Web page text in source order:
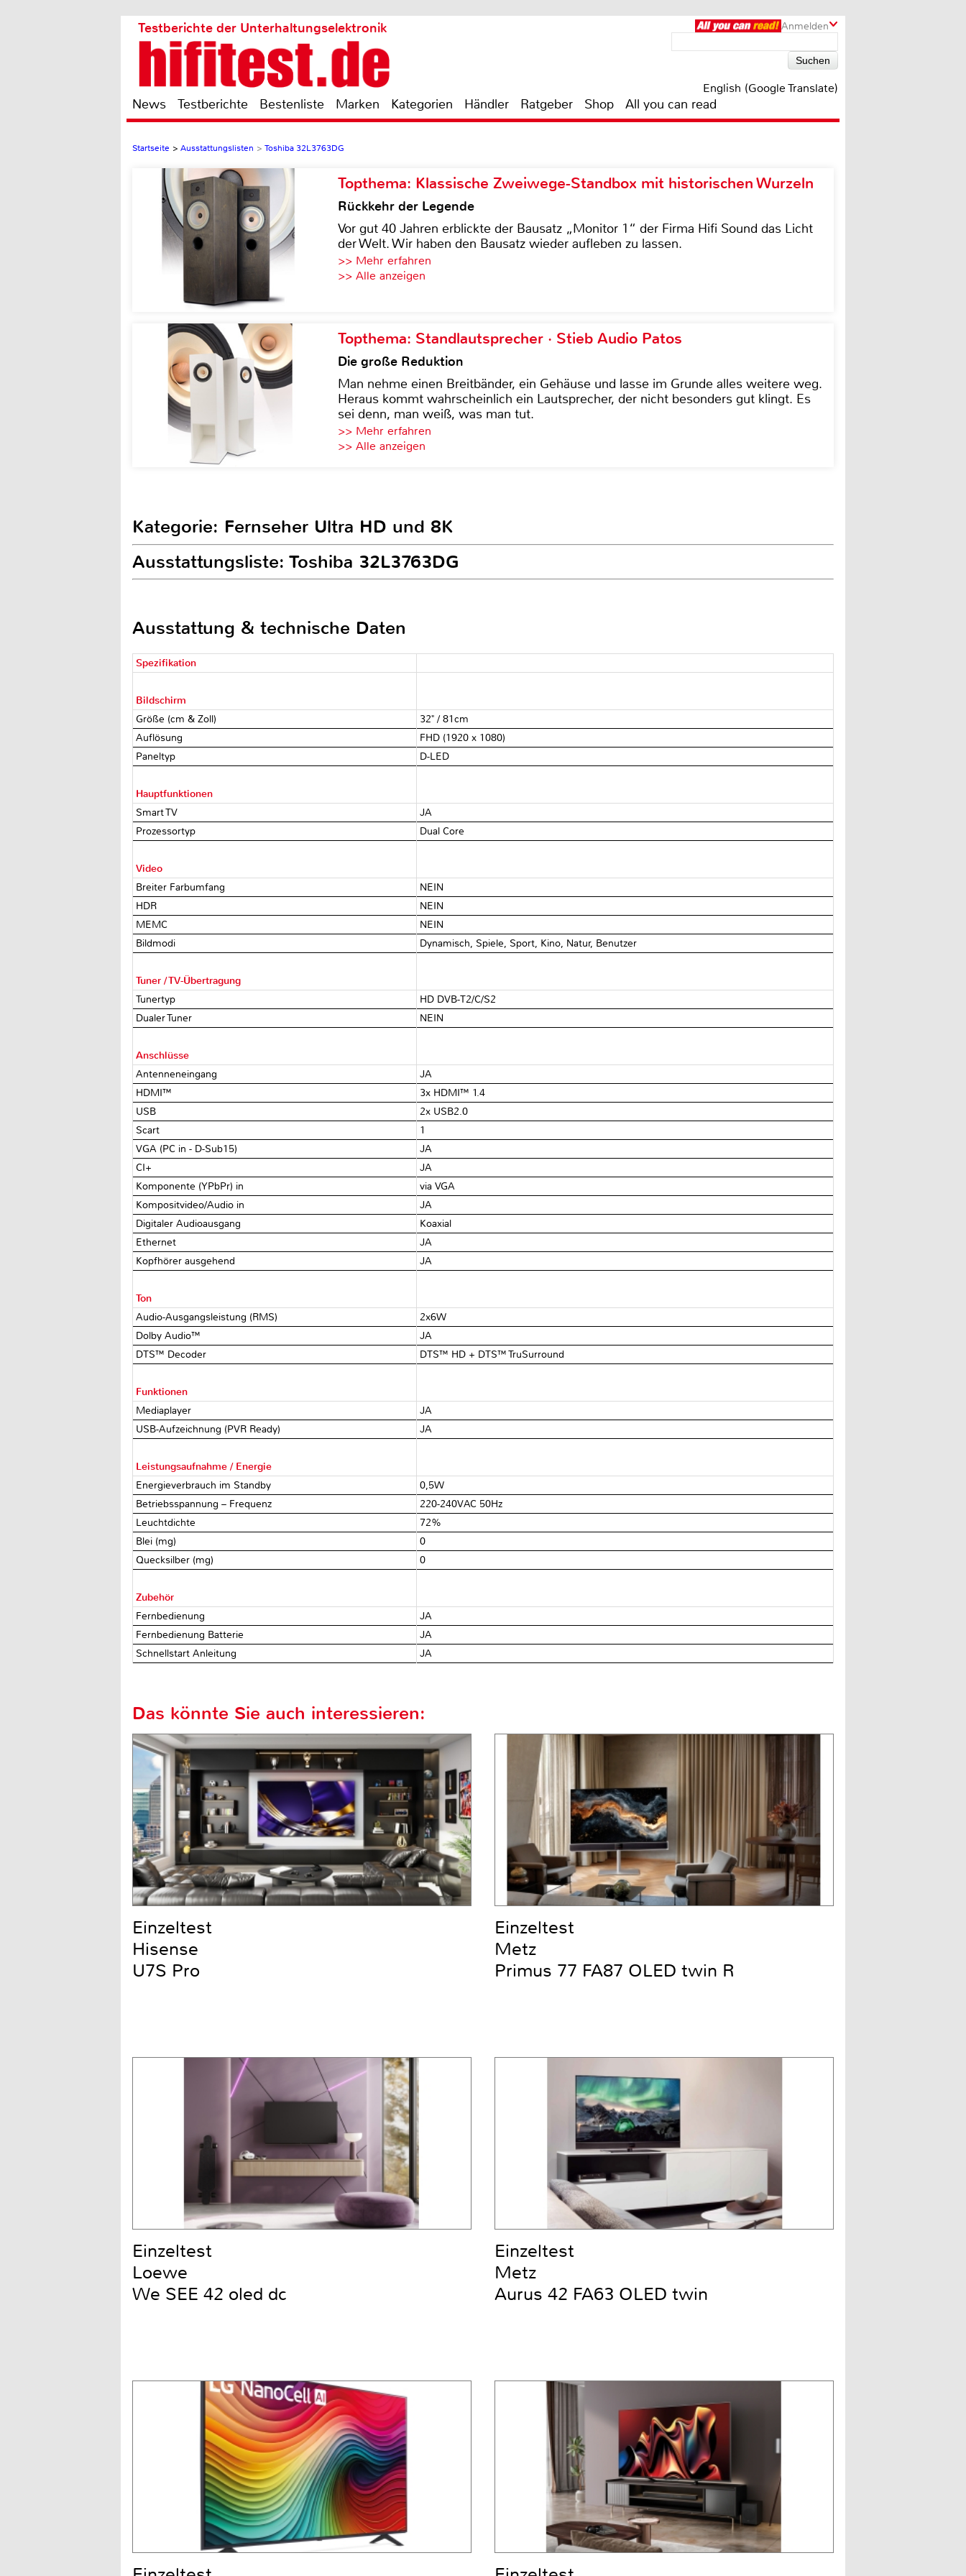
Anmelden
Testberichte der Unterhaltungselektronik
English (Google Translate)
News Testberichte Bestenliste Marken Kategorien Händler Ratgeber Shop All you can read
Startseite > Ausstattungslisten > Toshiba 32L3763DG
Topthema: Klassische Zweiwege-Standbox mit historischen Wurzeln
Rückkehr der Legende
Vor gut 40 Jahren erblickte der Bausatz „Monitor 1“ der Firma Hifi Sound das Licht
der Welt. Wir haben den Bausatz wieder aufleben zu lassen.
>> Mehr erfahren
>> Alle anzeigen
Topthema: Standlautsprecher · Stieb Audio Patos
Die große Reduktion
Man nehme einen Breitbänder, ein Gehäuse und lasse im Grunde alles weitere weg.
Heraus kommt wahrscheinlich ein Lautsprecher, der nicht besonders gut klingt. Es
sei denn, man weiß, was man tut.
>> Mehr erfahren
>> Alle anzeigen
Kategorie: Fernseher Ultra HD und 8K
Ausstattungsliste: Toshiba 32L3763DG
Ausstattung & technische Daten
Spezifikation
Bildschirm
Größe (cm & Zoll)
32" / 81cm
Auflösung
FHD (1920 x 1080)
Paneltyp
D-LED
Hauptfunktionen
Smart TV
JA
Prozessortyp
Dual Core
Video
Breiter Farbumfang
NEIN
HDR
NEIN
MEMC
NEIN
Bildmodi
Dynamisch, Spiele, Sport, Kino, Natur, Benutzer
Tuner / TV-Übertragung
Tunertyp
HD DVB-T2/C/S2
Dualer Tuner
NEIN
Anschlüsse
Antenneneingang
JA
HDMI™
3x HDMI™ 1.4
USB
2x USB2.0
Scart
1
VGA (PC in - D-Sub15)
JA
CI+
JA
Komponente (YPbPr) in
via VGA
Kompositvideo/Audio in
JA
Digitaler Audioausgang
Koaxial
Ethernet
JA
Kopfhörer ausgehend
JA
Ton
Audio-Ausgangsleistung (RMS)
2x6W
Dolby Audio™
JA
DTS™ Decoder
DTS™ HD + DTS™ TruSurround
Funktionen
Mediaplayer
JA
USB-Aufzeichnung (PVR Ready)
JA
Leistungsaufnahme / Energie
Energieverbrauch im Standby
0,5W
Betriebsspannung – Frequenz
220-240VAC 50Hz
Leuchtdichte
72%
Blei (mg)
0
Quecksilber (mg)
0
Zubehör
Fernbedienung
JA
Fernbedienung Batterie
JA
Schnellstart Anleitung
JA
Das könnte Sie auch interessieren:
Einzeltest
Hisense
U7S Pro
Einzeltest
Metz
Primus 77 FA87 OLED twin R
Einzeltest
Loewe
We SEE 42 oled dc
Einzeltest
Metz
Aurus 42 FA63 OLED twin